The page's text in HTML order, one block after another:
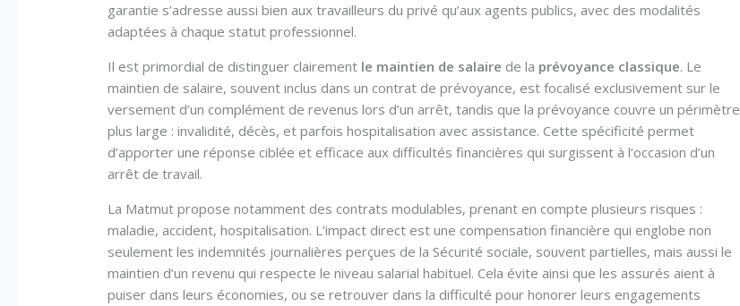
garantie s’adresse aussi bien aux travailleurs du privé qu’aux agents publics, avec des modalités
adaptées à chaque statut professionnel.
Il est primordial de distinguer clairement le maintien de salaire de la prévoyance classique. Le
maintien de salaire, souvent inclus dans un contrat de prévoyance, est focalisé exclusivement sur le
versement d’un complément de revenus lors d’un arrêt, tandis que la prévoyance couvre un périmètre
plus large : invalidité, décès, et parfois hospitalisation avec assistance. Cette spécificité permet
d’apporter une réponse ciblée et efficace aux difficultés financières qui surgissent à l’occasion d’un
arrêt de travail.
La Matmut propose notamment des contrats modulables, prenant en compte plusieurs risques :
maladie, accident, hospitalisation. L’impact direct est une compensation financière qui englobe non
seulement les indemnités journalières perçues de la Sécurité sociale, souvent partielles, mais aussi le
maintien d’un revenu qui respecte le niveau salarial habituel. Cela évite ainsi que les assurés aient à
puiser dans leurs économies, ou se retrouver dans la difficulté pour honorer leurs engagements